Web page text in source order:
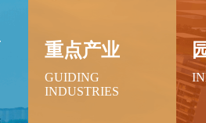
重点产业
GUIDING
INDUSTRIES